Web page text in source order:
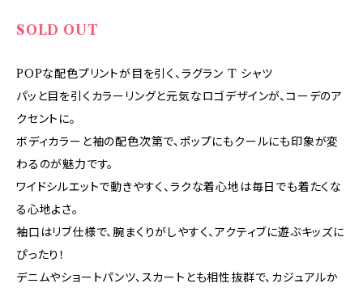
SOLD OUT
POPな配色プリントが目を引く、ラグラン T シャツ
パッと目を引くカラーリングと元気なロゴデザインが、コーデのア
クセントに。
ボディカラーと袖の配色次第で、ポップにもクールにも印象が変
わるのが魅力です。
ワイドシルエットで動きやすく、ラクな着心地は毎日でも着たくな
る心地よさ。
袖口はリブ仕様で、腕まくりがしやすく、アクティブに遊ぶキッズに
ぴったり！
デニムやショートパンツ、スカートとも相性抜群で、カジュアルか